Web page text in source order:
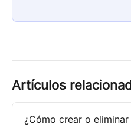
Artículos
¿Cómo crear o